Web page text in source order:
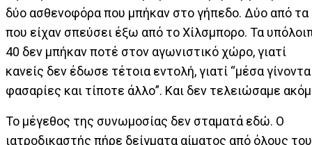
δύο ασθενοφόρα που μπήκαν στο γήπεδο. Δύο από τα
που είχαν σπεύσει έξω από το Χίλσμπορο. Τα
40 δεν μπήκαν ποτέ στον αγωνιστικό χώρο, γιατί
κανείς δεν έδωσε τέτοια εντολή, γιατί “μέσα
φασαρίες και τίποτε άλλο”. Και δεν τελειώσαμε
Το μέγεθος της συνωμοσίας δεν σταματά εδώ. Ο
ιατροδικαστής πήρε δείγματα αίματος από όλους